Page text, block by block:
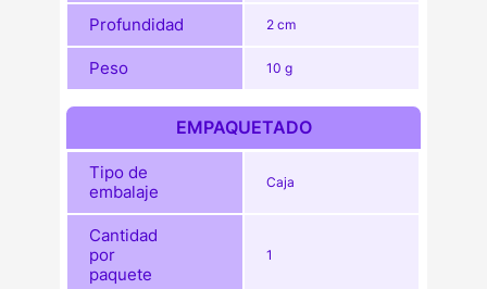
Profundidad 2 cm
Peso 10 g
EMPAQUETADO
Tipo de
embalaje
Caja
Cantidad
por
paquete
1